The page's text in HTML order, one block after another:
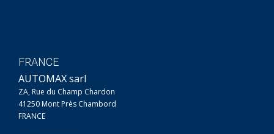
FRANCE
AUTOMAX sarl
ZA, Rue du Champ Chardon
41250 Mont Près Chambord
FRANCE